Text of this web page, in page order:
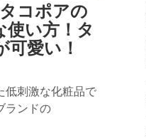
コポアの
使い方！タ
可愛い！
低刺激な化粧品で
ランドの
店舗を展開し...